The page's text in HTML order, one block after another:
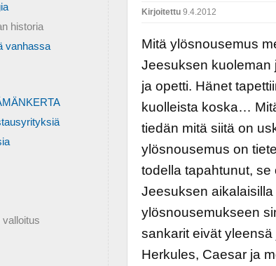
Kirjoitettu9.4.2012
Mitä ylösnousemus
Jeesuksen kuoleman
ja opetti. Hänet
kuolleista koska…
tiedän mitä siitä on
ylösnousemus on
todella tapahtunut, se
Jeesuksen
ylösnousemukseen
sankarit eivät
Herkules, Caesar ja
historia
vanhassa